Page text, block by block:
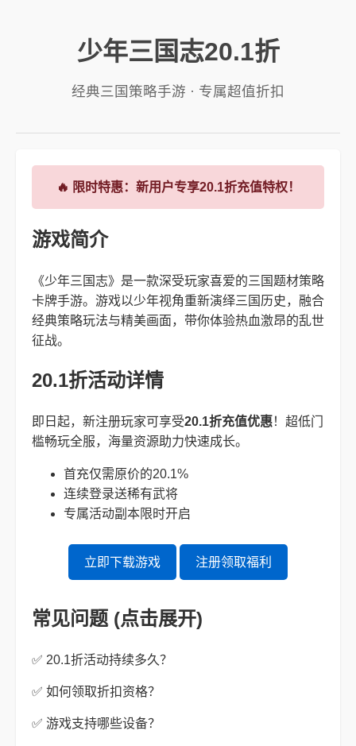
少年三国志20.1折
经典三国策略手游 · 专属超值折扣
🔥 限时特惠：新用户专享20.1折充值特权！
游戏简介
《少年三国志》是一款深受玩家喜爱的三国题材策略
卡牌手游。游戏以少年视角重新演绎三国历史，融合
经典策略玩法与精美画面，带你体验热血激昂的乱世
征战。
20.1折活动详情
即日起，新注册玩家可享受20.1折充值优惠！超低门
槛畅玩全服，海量资源助力快速成长。
首充仅需原价的20.1%
连续登录送稀有武将
专属活动副本限时开启
立即下载游戏 注册领取福利
常见问题 (点击展开)
✅ 20.1折活动持续多久？
✅ 如何领取折扣资格？
✅ 游戏支持哪些设备？